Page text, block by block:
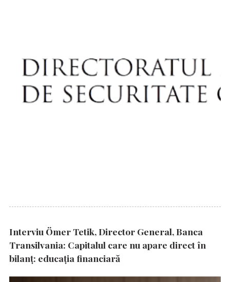
Interviu Ömer Tetik, Director General, Banca
Transilvania: Capitalul care nu apare direct în
bilanț: educația financiară